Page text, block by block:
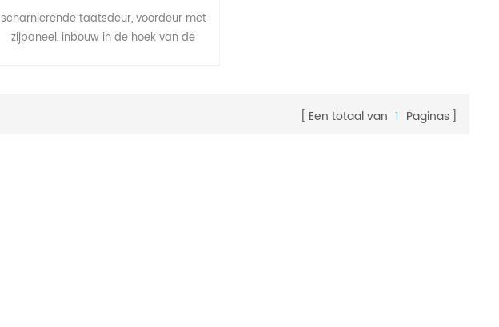
scharnierende taatsdeur, voordeur met
zijpaneel, inbouw in de hoek van de
Een totaal van 1 Paginas